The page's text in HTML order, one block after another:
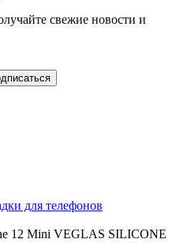
свежие новости и
для телефонов
12 Mini VEGLAS SILICONE